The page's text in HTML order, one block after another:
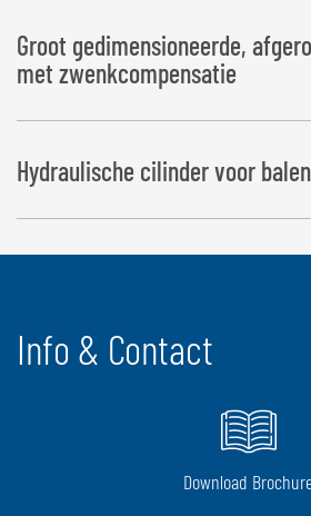
Groot gedimensioneerde,
met zwenkcompensatie
Hydraulische cilinder voor
Info & Contact
Download